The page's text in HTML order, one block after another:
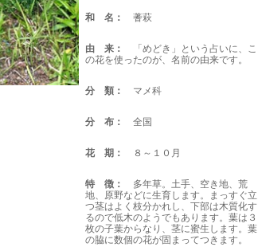
和 名： 蓍萩
由 来：
「めどき」という占いに、こ
の花を使ったのが、名前の由来です。
分 類： マメ科
分 布： 全国
花 期： ８～１０月
特 徴：
多年草。土手、空き地、荒
地、原野などに生育します。まっすぐ立
つ茎はよく枝分かれし、下部は木質化す
るので低木のようでもあります。葉は３
枚の子葉からなり、茎に蜜生します。葉
の脇に数個の花が固まってつきます。